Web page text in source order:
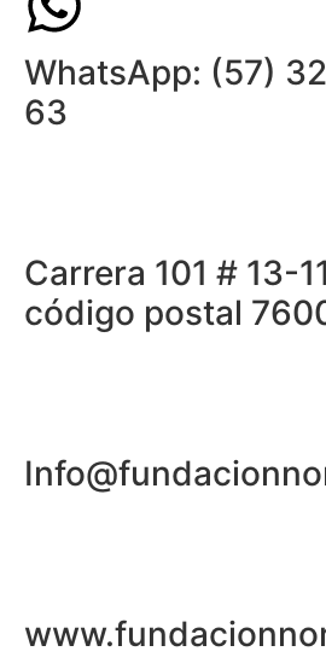
WhatsApp: (57)
63
Carrera 101 # 13-
código postal